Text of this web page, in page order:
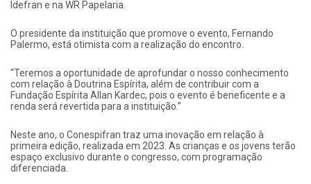
Idefran e na WR Papelaria.
O presidente da instituição que promove o evento, Fernando
Palermo, está otimista com a realização do encontro.
“Teremos a oportunidade de aprofundar o nosso conhecimento
com relação à Doutrina Espírita, além de contribuir com a
Fundação Espírita Allan Kardec, pois o evento é beneficente e a
renda será revertida para a instituição.”
Neste ano, o Conespifran traz uma inovação em relação à
primeira edição, realizada em 2023. As crianças e os jovens terão
espaço exclusivo durante o congresso, com programação
diferenciada.